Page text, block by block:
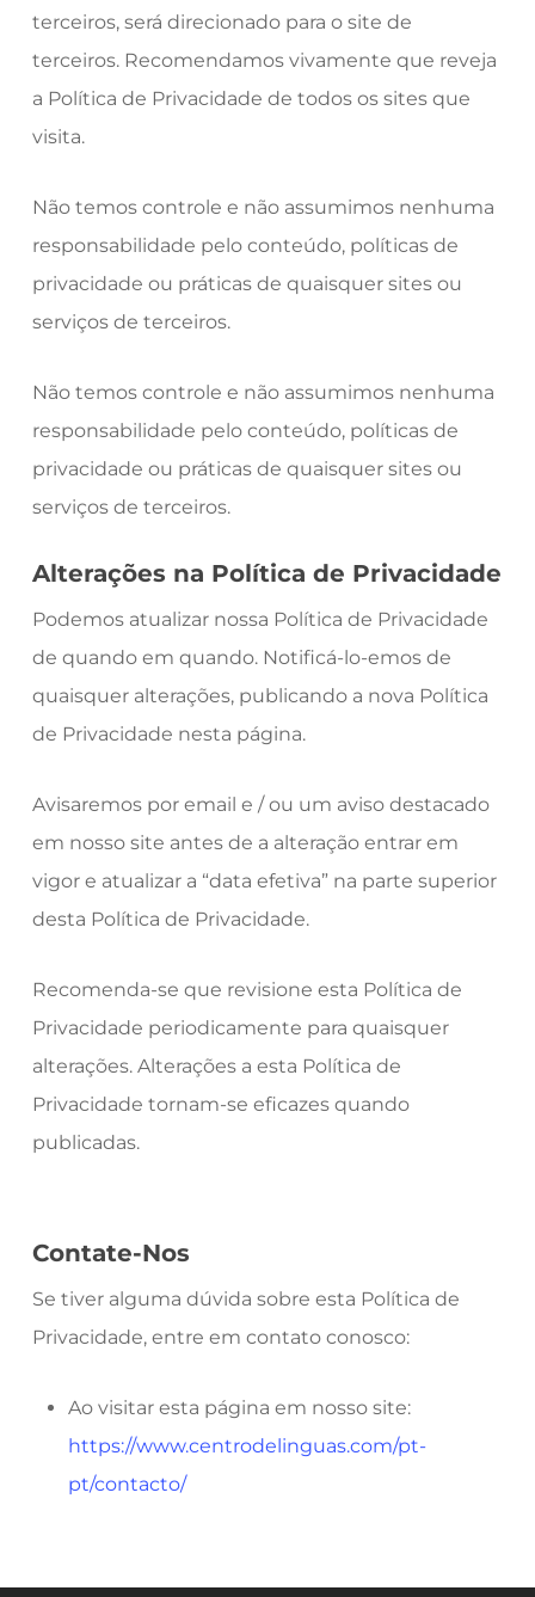
terceiros, será direcionado para o site de
terceiros. Recomendamos vivamente que reveja
a Política de Privacidade de todos os sites que
visita.
Não temos controle e não assumimos nenhuma
responsabilidade pelo conteúdo, políticas de
privacidade ou práticas de quaisquer sites ou
serviços de terceiros.
Não temos controle e não assumimos nenhuma
responsabilidade pelo conteúdo, políticas de
privacidade ou práticas de quaisquer sites ou
serviços de terceiros.
Alterações na Política de Privacidade
Podemos atualizar nossa Política de Privacidade
de quando em quando. Notificá-lo-emos de
quaisquer alterações, publicando a nova Política
de Privacidade nesta página.
Avisaremos por email e / ou um aviso destacado
em nosso site antes de a alteração entrar em
vigor e atualizar a “data efetiva” na parte superior
desta Política de Privacidade.
Recomenda-se que revisione esta Política de
Privacidade periodicamente para quaisquer
alterações. Alterações a esta Política de
Privacidade tornam-se eficazes quando
publicadas.
Contate-Nos
Se tiver alguma dúvida sobre esta Política de
Privacidade, entre em contato conosco:
Ao visitar esta página em nosso site:
https://www.centrodelinguas.com/pt-
pt/contacto/